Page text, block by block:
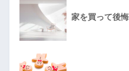
家を買って後